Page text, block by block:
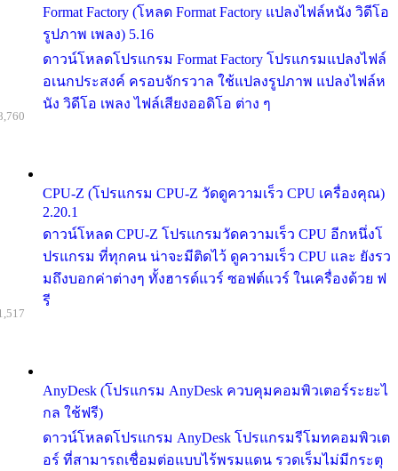
Format Factory (โหลด Format Factory แปลงไฟล์หนัง วิดีโอ
รูปภาพ เพลง) 5.16
ดาวน์โหลดโปรแกรม Format Factory โปรแกรมแปลงไฟล์
อเนกประสงค์ ครอบจักรวาล ใช้แปลงรูปภาพ แปลงไฟล์ห
นัง วิดีโอ เพลง ไฟล์เสียงออดิโอ ต่าง ๆ
CPU-Z (โปรแกรม CPU-Z วัดดูความเร็ว CPU เครื่องคุณ)
2.20.1
ดาวน์โหลด CPU-Z โปรแกรมวัดความเร็ว CPU อีกหนึ่งโ
ปรแกรม ที่ทุกคน น่าจะมีติดไว้ ดูความเร็ว CPU และ ยังรว
มถึงบอกค่าต่างๆ ทั้งฮารด์แวร์ ซอฟต์แวร์ ในเครื่องด้วย ฟ
รี
AnyDesk (โปรแกรม AnyDesk ควบคุมคอมพิวเตอร์ระยะไ
กล ใช้ฟรี)
ดาวน์โหลดโปรแกรม AnyDesk โปรแกรมรีโมทคอมพิวเต
อร์ ที่สามารถเชื่อมต่อแบบไร้พรมแดน รวดเร็มไม่มีกระตุ